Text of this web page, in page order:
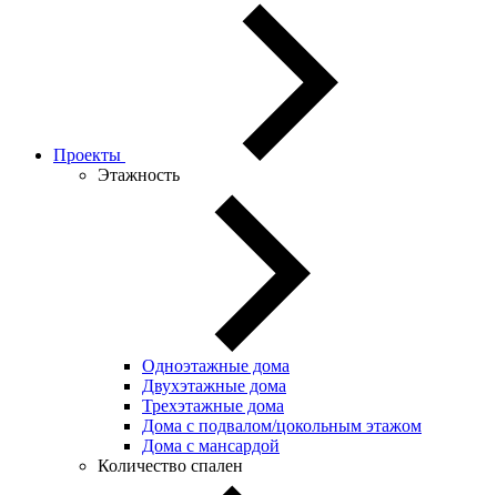
Проекты
Этажность
Одноэтажные дома
Двухэтажные дома
Трехэтажные дома
Дома с подвалом/цокольным этажом
Дома с мансардой
Количество спален